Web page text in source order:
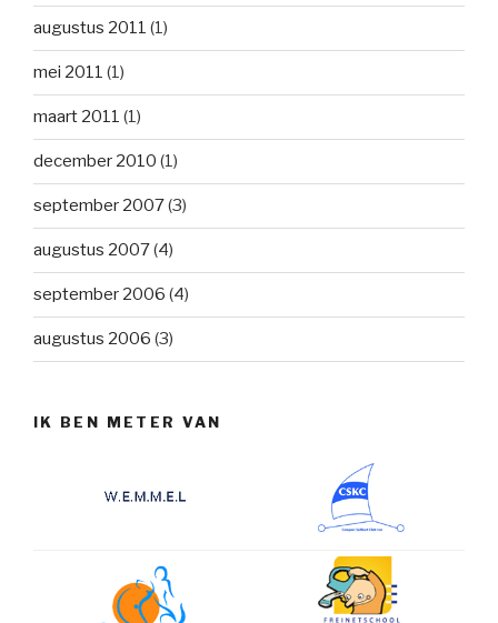
augustus 2011 (1)
mei 2011 (1)
maart 2011 (1)
december 2010 (1)
september 2007(3)
augustus 2007(4)
september 2006 (4)
augustus 2006 (3)
IK BEN METER VAN